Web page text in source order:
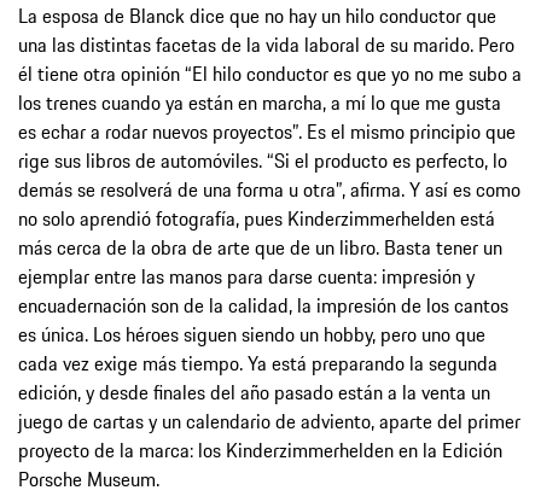
La esposa de Blanck dice que no hay un hilo conductor que
una las distintas facetas de la vida laboral de su marido. Pero
él tiene otra opinión “El hilo conductor es que yo no me subo a
los trenes cuando ya están en marcha, a mí lo que me gusta
es echar a rodar nuevos proyectos”. Es el mismo principio que
rige sus libros de automóviles. “Si el producto es perfecto, lo
demás se resolverá de una forma u otra”, afirma. Y así es como
no solo aprendió fotografía, pues Kinderzimmerhelden está
más cerca de la obra de arte que de un libro. Basta tener un
ejemplar entre las manos para darse cuenta: impresión y
encuadernación son de la calidad, la impresión de los cantos
es única. Los héroes siguen siendo un hobby, pero uno que
cada vez exige más tiempo. Ya está preparando la segunda
edición, y desde finales del año pasado están a la venta un
juego de cartas y un calendario de adviento, aparte del primer
proyecto de la marca: los Kinderzimmerhelden en la Edición
Porsche Museum.